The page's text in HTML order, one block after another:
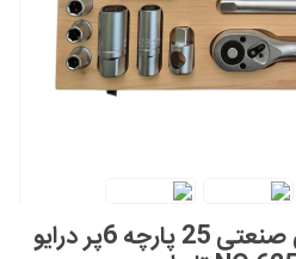
جعبه بکس جعبه چوبی صنعتی 25 پارچه 6پر درایو